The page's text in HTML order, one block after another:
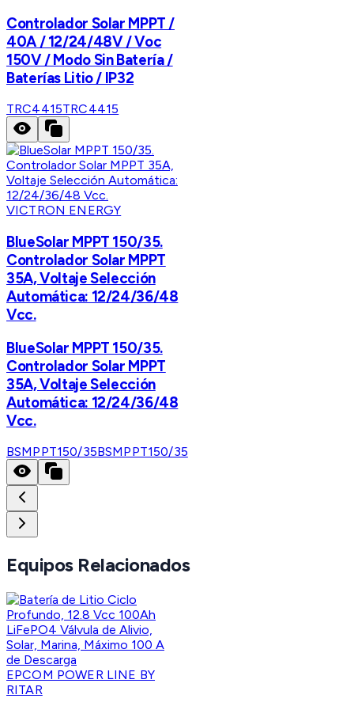
Controlador Solar MPPT /
40A / 12/24/48V / Voc
150V / Modo Sin Batería /
Baterías Litio / IP32
TRC4415TRC4415
VICTRON ENERGY
BlueSolar MPPT 150/35.
Controlador Solar MPPT
35A, Voltaje Selección
Automática: 12/24/36/48
Vcc.
BlueSolar MPPT 150/35.
Controlador Solar MPPT
35A, Voltaje Selección
Automática: 12/24/36/48
Vcc.
BSMPPT150/35BSMPPT150/35
Equipos Relacionados
EPCOM POWER LINE BY
RITAR